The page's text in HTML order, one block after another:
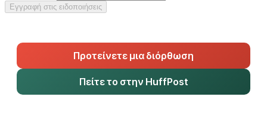
Εγγραφή στις ειδοποιήσεις
Προτείνετε μια διόρθωση
Πείτε το στην HuffPost